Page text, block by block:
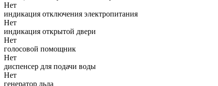
Нет
индикация отключения электропитания
Нет
индикация открытой двери
Нет
голосовой помощник
Нет
диспенсер для подачи воды
Нет
генератор льда